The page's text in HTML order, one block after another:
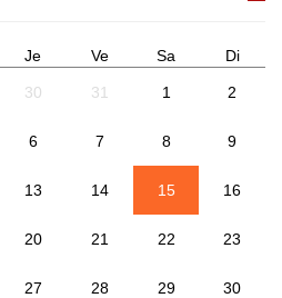
Je Ve Sa Di
30 31 1 2
6 7 8 9
13 14 15 16
20 21 22 23
27 28 29 30